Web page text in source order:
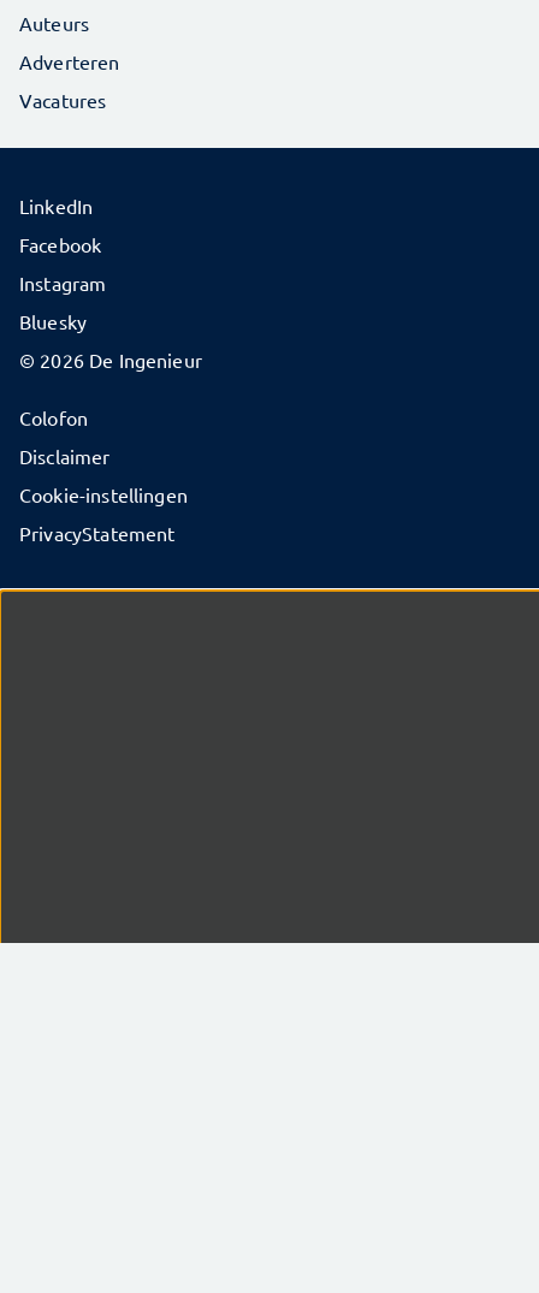
Auteurs
Adverteren
Vacatures
© 2026 De Ingenieur
Colofon
Disclaimer
Cookie-instellingen
PrivacyStatement
LinkedIn
Facebook
Instagram
Bluesky